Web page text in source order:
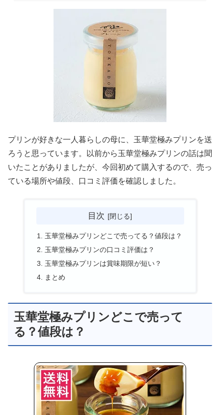
プリンが好きな一人暮らしの母に、玉華堂極みプリンを送
ろうと思っています。以前から玉華堂極みプリンの話は聞
いたことがありましたが、今回初めて購入するので、売っ
ている場所や値段、口コミ評価を確認しました。
目次
玉華堂極みプリンどこで売ってる？値段は？
玉華堂極みプリンの口コミ評価は？
玉華堂極みプリンは賞味期限が短い？
まとめ
玉華堂極みプリンどこで売って
る？値段は？